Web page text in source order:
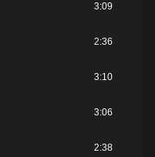
3:09
2:36
3:10
3:06
2:38